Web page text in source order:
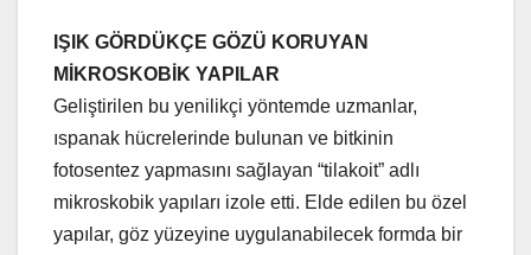
IŞIK GÖRDÜKÇE GÖZÜ KORUYAN
MİKROSKOBİK YAPILAR
Geliştirilen bu yenilikçi yöntemde uzmanlar,
ıspanak hücrelerinde bulunan ve bitkinin
fotosentez yapmasını sağlayan “tilakoit” adlı
mikroskobik yapıları izole etti. Elde edilen bu özel
yapılar, göz yüzeyine uygulanabilecek formda bir